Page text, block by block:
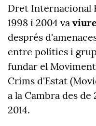
Dret Internacional
1998 i 2004 va
després
entre polítics i
fundar el
Crims d'Estat
a la Cambra des de
2014.